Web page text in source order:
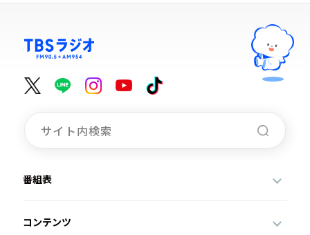
番組表
コンテンツ